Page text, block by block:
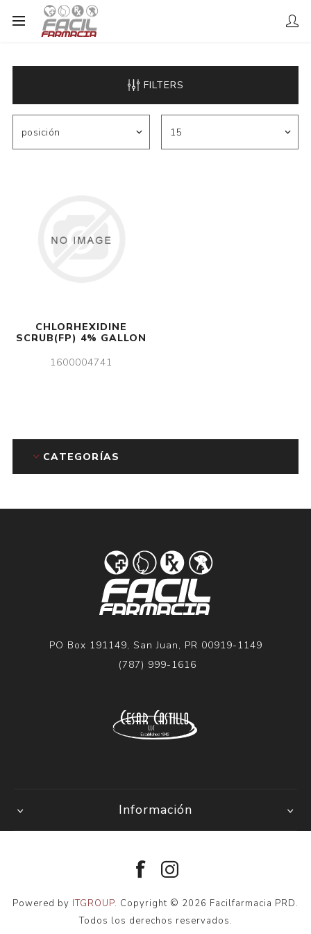
FILTERS
CHLORHEXIDINE
SCRUB(FP) 4% GALLON
1600004741
CATEGORÍAS
PO Box 191149, San Juan, PR 00919-1149
(787) 999-1616
Información
Powered by ITGROUP. Copyright © 2026 Facilfarmacia PRD.
Todos los derechos reservados.